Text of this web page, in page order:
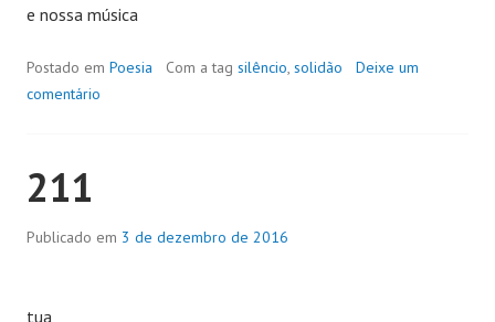
e nossa música
Postado em Poesia Com a tag silêncio, solidão
Deixe um
comentário
211
Publicado em 3 de dezembro de 2016
tua